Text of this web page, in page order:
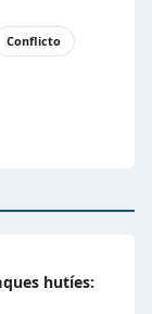
Conflicto
hutíes: